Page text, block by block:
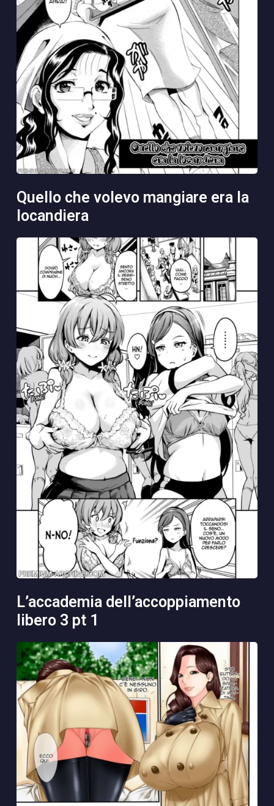
quello che volevo mangiare era la
locandiera
l’accademia dell’accoppiamento
libero 3 pt 1